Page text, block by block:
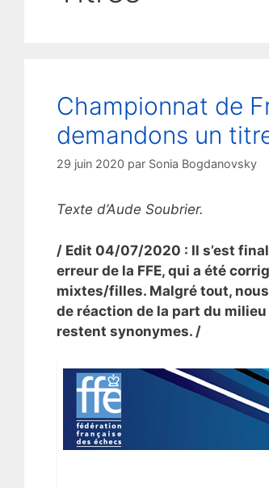
Championnat de
demandons un
29 juin 2020 par Sonia Bogdanovsky
Texte d’Aude Soubrier.
/ Edit 04/07/2020 : Il s’est
erreur de la FFE, qui a été
mixtes/filles. Malgré tout,
de réaction de la part du
restent synonymes. /